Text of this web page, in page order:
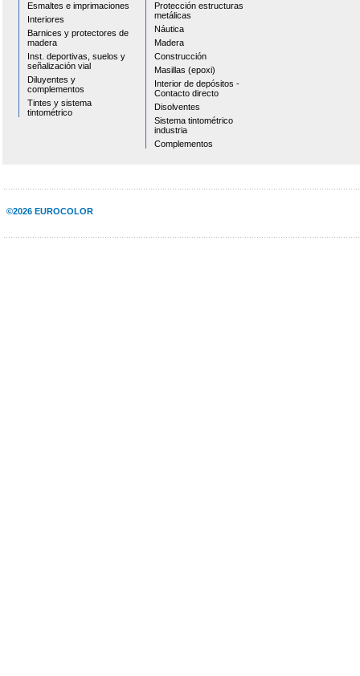
Esmaltes e imprimaciones
Interiores
Barnices y protectores de
madera
Inst. deportivas, suelos y
señalización vial
Diluyentes y
complementos
Tintes y sistema
tintométrico
Protección estructuras
metálicas
Náutica
Madera
Construcción
Masillas (epoxi)
Interior de depósitos -
Contacto directo
Disolventes
Sistema tintométrico
industria
Complementos
©2026 EUROCOLOR